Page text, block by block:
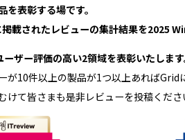
を表彰する場です。
載されたレビューの集計結果を2025
ザー評価の高い2領域を表彰いたします
が10件以上の製品が1つ以上あればGrid
けて皆さまも是非レビューを投稿くださ